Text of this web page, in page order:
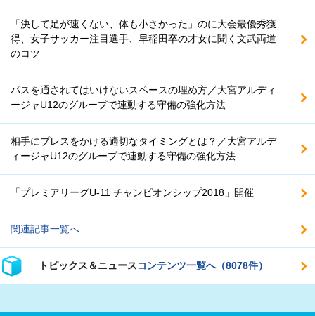
「決して足が速くない、体も小さかった」のに大会最優秀獲
得、女子サッカー注目選手、早稲田卒の才女に聞く文武両道
のコツ
パスを通されてはいけないスペースの埋め方／大宮アルディ
ージャU12のグループで連動する守備の強化方法
相手にプレスをかける適切なタイミングとは？／大宮アルデ
ィージャU12のグループで連動する守備の強化方法
「プレミアリーグU-11 チャンピオンシップ2018」開催
関連記事一覧へ
トピックス＆ニュースコンテンツ一覧へ（8078件）